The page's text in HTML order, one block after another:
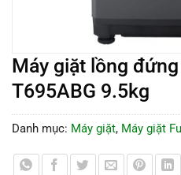
Máy giặt lồng
T695ABG 9.5kg
Danh mục: Máy giặt, Máy giặt